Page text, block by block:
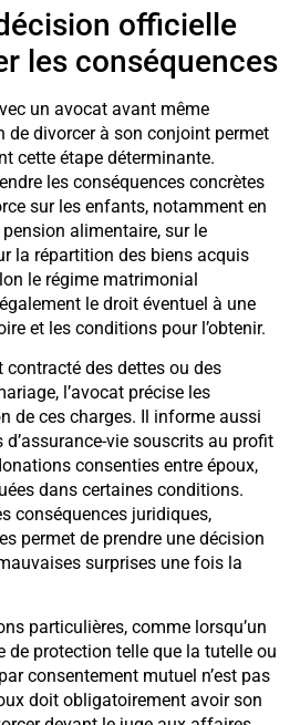
officielle
les conséquences
un avocat avant même
de divorcer à son conjoint permet
cette étape déterminante.
les conséquences concrètes
sur les enfants, notamment en
alimentaire, sur le
la répartition des biens acquis
le régime matrimonial
le droit éventuel à une
et les conditions pour l’obtenir.
contracté des dettes ou des
l’avocat précise les
de ces charges. Il informe aussi
vie souscrits au profit
consenties entre époux,
dans certaines conditions.
conséquences juridiques,
permet de prendre une décision
surprises une fois la
particulières, comme lorsqu’un
de protection telle que la tutelle ou
consentement mutuel n’est pas
doit obligatoirement avoir son